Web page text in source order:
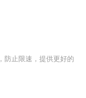
防止限速，提供更好的